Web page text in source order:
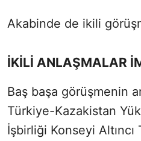
Akabinde de ikili
İKİLİ ANLAŞMALAR
Baş başa görüşmenin
Türkiye-Kazakistan
İşbirliği Konseyi Altıncı